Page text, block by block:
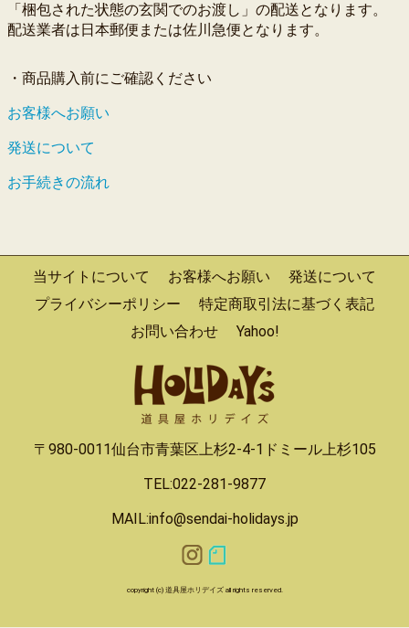
「梱包された状態の玄関でのお渡し」の配送となります。
配送業者は日本郵便または佐川急便となります。
・商品購入前にご確認ください
お客様へお願い
発送について
お手続きの流れ
当サイトについて お客様へお願い
発送について
プライバシーポリシー
特定商取引法に基づく表記
お問い合わせ
Yahoo!
〒980-0011仙台市青葉区上杉2-4-1ドミール上杉105
TEL:022-281-9877
MAIL:info@sendai-holidays.jp
copyright (c) 道具屋ホリデイズ all rights reserved.